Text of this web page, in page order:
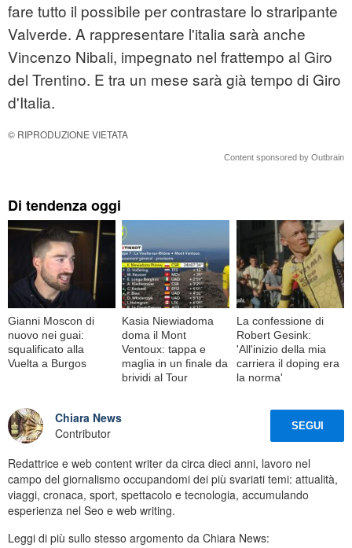
fare tutto il possibile per contrastare lo straripante
Valverde. A rappresentare l'italia sarà anche
Vincenzo Nibali, impegnato nel frattempo al Giro
del Trentino. E tra un mese sarà già tempo di Giro
d'Italia.
© RIPRODUZIONE VIETATA
Content sponsored by Outbrain
Di tendenza oggi
Gianni Moscon di
nuovo nei guai:
squalificato alla
Vuelta a Burgos
Kasia Niewiadoma
doma il Mont
Ventoux: tappa e
maglia in un finale da
brividi al Tour
La confessione di
Robert Gesink:
'All'inizio della mia
carriera il doping era
la norma'
Chiara News
Contributor
SEGUI
Redattrice e web content writer da circa dieci anni, lavoro nel
campo del giornalismo occupandomi dei più svariati temi: attualità,
viaggi, cronaca, sport, spettacolo e tecnologia, accumulando
esperienza nel Seo e web writing.
Leggi di più sullo stesso argomento da Chiara News: